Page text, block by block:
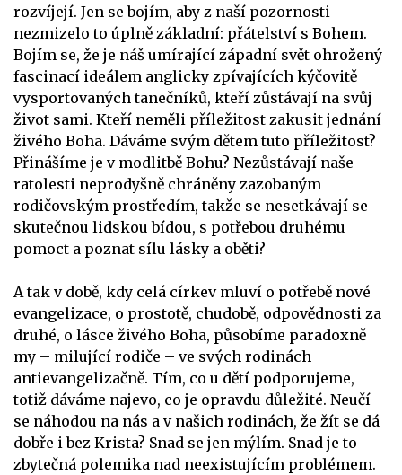
rozvíjejí. Jen se bojím, aby z naší pozornosti
nezmizelo to úplně základní: přátelství s Bohem.
Bojím se, že je náš umírající západní svět ohrožený
fascinací ideálem anglicky zpívajících kýčovitě
vysportovaných tanečníků, kteří zůstávají na svůj
život sami. Kteří neměli příležitost zakusit jednání
živého Boha. Dáváme svým dětem tuto příležitost?
Přinášíme je v modlitbě Bohu? Nezůstávají naše
ratolesti neprodyšně chráněny zazobaným
rodičovským prostředím, takže se nesetkávají se
skutečnou lidskou bídou, s potřebou druhému
pomoct a poznat sílu lásky a oběti?
A tak v době, kdy celá církev mluví o potřebě nové
evangelizace, o prostotě, chudobě, odpovědnosti za
druhé, o lásce živého Boha, působíme paradoxně
my – milující rodiče – ve svých rodinách
antievangelizačně. Tím, co u dětí podporujeme,
totiž dáváme najevo, co je opravdu důležité. Neučí
se náhodou na nás a v našich rodinách, že žít se dá
dobře i bez Krista? Snad se jen mýlím. Snad je to
zbytečná polemika nad neexistujícím problémem.